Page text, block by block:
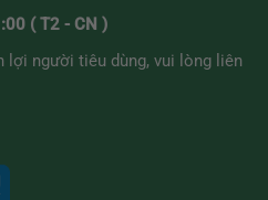
( T2 - CN )
lợi người tiêu dùng, vui lòng liên